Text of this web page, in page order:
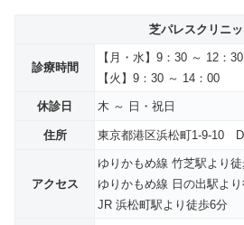
芝パレスクリニ
診療時間
【月・水】9：30 ～ 12：
【火】9：30 ～ 14：00
休診日 木 ～ 日・祝日
住所 東京都港区浜松町1-9-10
アクセス
ゆりかもめ線 竹芝駅より徒
ゆりかもめ線 日の出駅よ
JR 浜松町駅より徒歩6分